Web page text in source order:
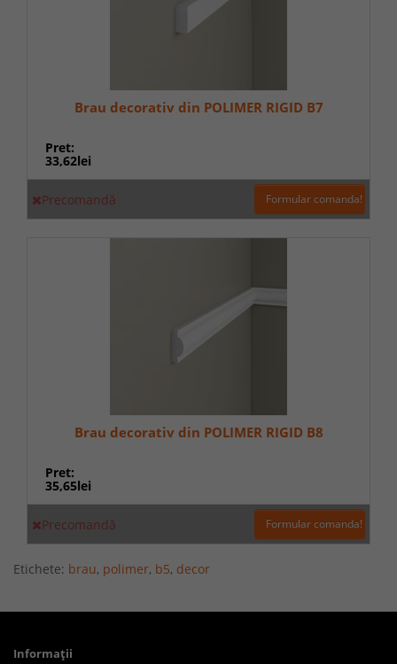
Brau decorativ din POLIMER RIGID B7
Pret:
33,62lei
Precomandă Formular comanda!
Brau decorativ din POLIMER RIGID B8
Pret:
35,65lei
Precomandă Formular comanda!
Etichete: brau, polimer, b5, decor
Informaţii